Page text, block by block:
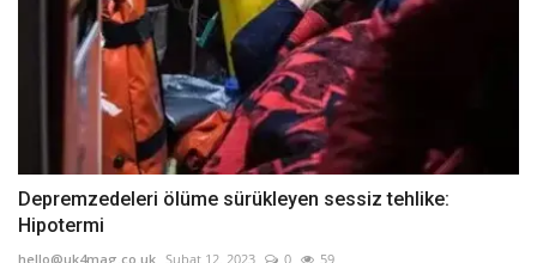
Depremzedeleri ölüme sürükleyen sessiz tehlike:
Hipotermi
hello@uk4mag.co.uk Şubat 12, 2023 0 59